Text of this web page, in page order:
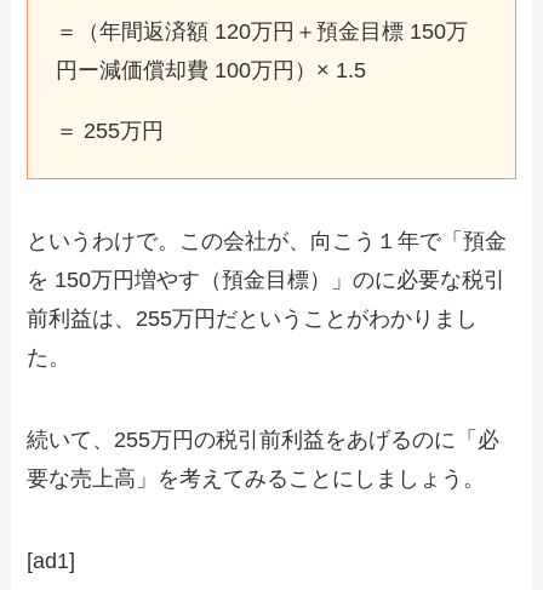
＝（年間返済額 120万円＋預金目標 150万
円ー減価償却費 100万円）× 1.5
＝ 255万円
というわけで。この会社が、向こう１年で「預金
を 150万円増やす（預金目標）」のに必要な税引
前利益は、255万円だということがわかりまし
た。
続いて、255万円の税引前利益をあげるのに「必
要な売上高」を考えてみることにしましょう。
[ad1]